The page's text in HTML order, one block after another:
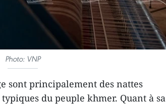
Photo: VNP
sont principalement des nattes
du peuple khmer. Quant à sa